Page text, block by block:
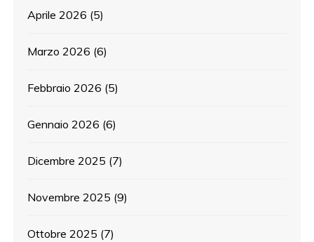
Aprile 2026 (5)
Marzo 2026 (6)
Febbraio 2026 (5)
Gennaio 2026 (6)
Dicembre 2025 (7)
Novembre 2025 (9)
Ottobre 2025 (7)